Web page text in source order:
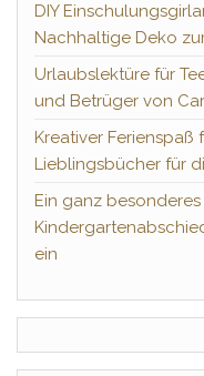
DIY
Nachhaltige Deko
Urlaubslektüre für
und Betrüger von
Kreativer Ferienspaß
Lieblingsbücher für
Ein ganz
ein